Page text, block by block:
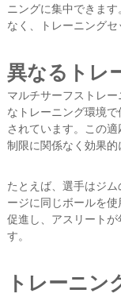
ニングに集中できま
なく、トレーニングセ
異なるトレ
マルチサーフストレ
なトレーニング環境
されています。この
制限に関係なく効果的
たとえば、選手はジ
ージに同じボールを
促進し、アスリート
す。
トレーニン